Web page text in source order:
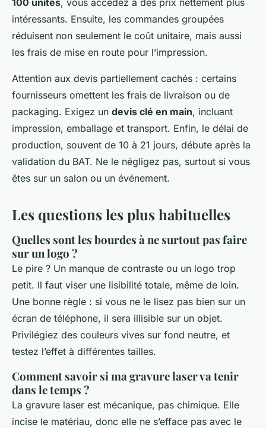
intéressants. Ensuite, les commandes groupées
réduisent non seulement le coût unitaire, mais aussi
les frais de mise en route pour l’impression.
Attention aux devis partiellement cachés : certains
fournisseurs omettent les frais de livraison ou de
packaging. Exigez un devis clé en main, incluant
impression, emballage et transport. Enfin, le délai de
production, souvent de 10 à 21 jours, débute après la
validation du BAT. Ne le négligez pas, surtout si vous
êtes sur un salon ou un événement.
Les questions les plus habituelles
Quelles sont les bourdes à ne surtout pas faire
sur un logo ?
Le pire ? Un manque de contraste ou un logo trop
petit. Il faut viser une lisibilité totale, même de loin.
Une bonne règle : si vous ne le lisez pas bien sur un
écran de téléphone, il sera illisible sur un objet.
Privilégiez des couleurs vives sur fond neutre, et
testez l’effet à différentes tailles.
Comment savoir si ma gravure laser va tenir
dans le temps ?
La gravure laser est mécanique, pas chimique. Elle
incise le matériau, donc elle ne s’efface pas avec le